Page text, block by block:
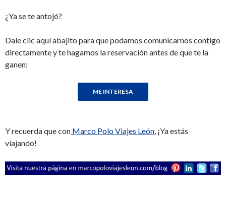
¿Ya se te antojó?
Dale clic aquí abajito para que podamos comunicarnos contigo
directamente y te hagamos la reservación antes de que te la
ganen:
Y recuerda que con Marco Polo Viajes León, ¡Ya estás
viajando!